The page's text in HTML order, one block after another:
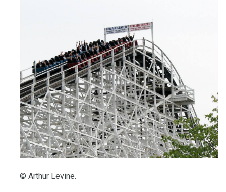
© Arthur Levine.